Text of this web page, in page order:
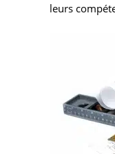
leurs